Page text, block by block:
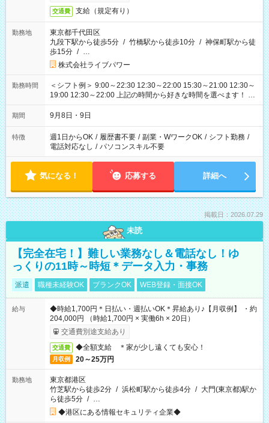
交通費 支給（規定有り）
勤務地
東京都千代田区
九段下駅から徒歩5分 / 竹橋駅から徒歩10分 / 神保町駅から徒
歩15分 / …
株式会社ライブパワー
勤務時間
＜シフト例＞ 9:00～22:30 12:30～22:00 15:30～21:00 12:30～
19:00 12:30～22:00 上記の時間から好きな時間を選べます！ ※
時間は変更となる可能性があります
期間 9月8日・9日
特徴 週1日からOK / 履歴書不要 / 副業・WワークOK / シフト勤務 /
電話対応なし / パソコンスキル不要
気になる！ 応募する 詳細へ
掲載日：2026.07.29
未読
【完全在宅！】難しい業務なし＆電話なし！ゆ
っくりの11時～時短＊データ入力・事務
派遣 職種未経験OK ブランクOK WEB登録・面接OK
給与
◆時給1,700円＊日払い・週払いOK＊昇給あり♪【月収例】 ・約
204,000円 （時給1,700円 × 実働6h × 20日）
交通費別途支給あり
交通費 ◆全額支給 ＊家が少し遠くても安心！
月収例 20～25万円
勤務地
東京都港区
竹芝駅から徒歩2分 / 浜松町駅から徒歩4分 / 大門(東京都)駅か
ら徒歩5分 / …
◆港区にある情報セキュリティ企業◆